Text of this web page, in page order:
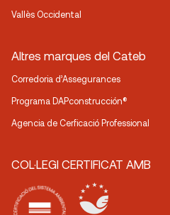
Vallès Occidental
Altres marques del Cateb
Corredoria d’Assegurances
Programa DAPconstrucción®
Agencia de Cerficació Professional
COL·LEGI CERTIFICAT AMB